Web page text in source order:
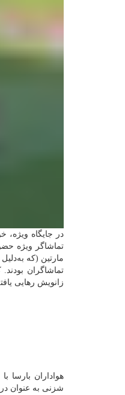
در جایگاه ویژه،
تماشاگر ویژه
مارتین (که
تماشاگران
زانویش رهایی
هواداران بارسا
شزنی به عنوان